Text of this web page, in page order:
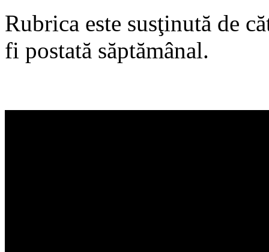
Rubrica este susţinută de
fi postată săptămânal.